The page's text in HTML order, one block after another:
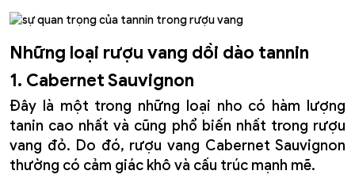
Những loại rượu vang dồi dào tannin
1. Cabernet Sauvignon
Đây là một trong những loại nho có hàm lượng
tanin cao nhất và cũng phổ biến nhất trong rượu
vang đỏ. Do đó, rượu vang Cabernet Sauvignon
thường có cảm giác khô và cấu trúc mạnh mẽ.